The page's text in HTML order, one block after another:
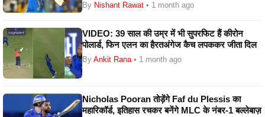
By Nishant Rawat • 1 month ago
VIDEO: 39 साल की उम्र में भी सुपरफिट हैं कीरोन
पोलार्ड, फिन एलन का हैरतअंगेज कैच लपककर जीता दिल
By Ankit Rana• 1 month ago
Nicholas Pooran तोड़ेंगे Faf du Plessis का
महारिकॉर्ड, इतिहास रचकर बनेंगे MLC के नंबर-1 बल्लेबाज़